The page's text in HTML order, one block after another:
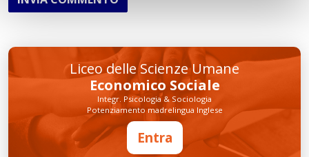
Liceo delle Scienze Umane
Economico Sociale
Integr. Psicologia & Sociologia
Potenziamento madrelingua Inglese
Entra